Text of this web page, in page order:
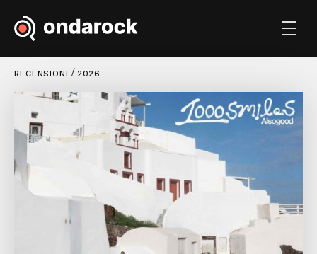
RECENSIONI / 2026